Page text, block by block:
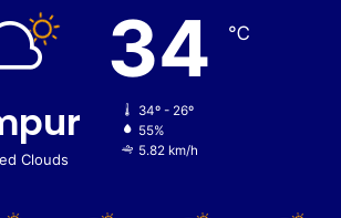
Clouds
34 ℃
34º - 26º
55%
5.82 km/h